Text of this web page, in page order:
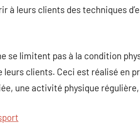
à leurs clients des techniques
se limitent pas à la condition
clients. Ceci est réalisé en
une activité physique